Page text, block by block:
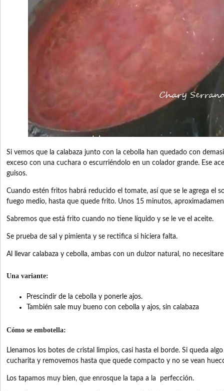
Si vemos que la calabaza junto con la cebolla han quedado con
exceso con una cuchara o escurriéndolo en un colador grande. Ese
guisos.
Cuando estén fritos habrá reducido el tomate, así que se le agrega el
fuego medio, hasta que quede frito. Unos 15 minutos,
Sabremos que está frito cuando no tiene líquido y se le ve el aceite.
Se prueba de sal y pimienta y se rectifica si hiciera falta.
Al llevar calabaza y cebolla, ambas con un dulzor natural, no
Una variante:
Prescindir de la cebolla y ponerle ajos.
También sale muy bueno con cebolla y ajos, sin calabaza
Cómo se embotella:
Llenamos los botes de cristal limpios, casi hasta el borde. Si queda
cucharita y removemos hasta que quede compacto y no se vean
Los tapamos muy bien, que enrosque la tapa a la perfección.